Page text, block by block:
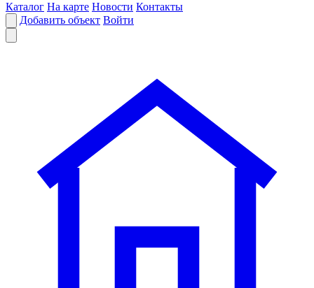
Каталог На карте Новости Контакты
Добавить объект Войти